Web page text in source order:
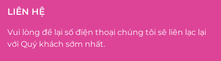
LIÊN HỆ
Vui lòng để lại số điện thoại chúng tôi sẽ liên lạc lại
với Quý khách sớm nhất.